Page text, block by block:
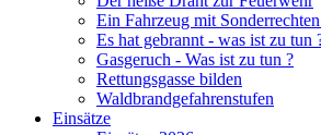
Ein Fahrzeug mit
Es hat gebrannt - was ist zu tun
Gasgeruch - Was ist zu tun ?
Rettungsgasse bilden
Waldbrandgefahrenstufen
Einsätze